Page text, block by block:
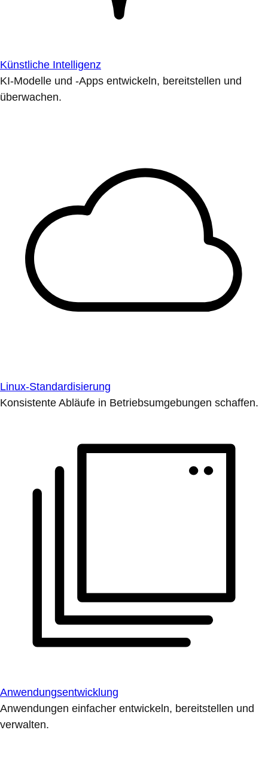
Künstliche Intelligenz
KI-Modelle und -Apps entwickeln, bereitstellen und
überwachen.
Linux-Standardisierung
Konsistente Abläufe in Betriebsumgebungen schaffen.
Anwendungsentwicklung
Anwendungen einfacher entwickeln, bereitstellen und
verwalten.